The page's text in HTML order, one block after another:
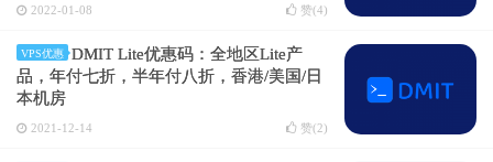
2022-01-08 赞(4)
VPS优惠
DMIT Lite优惠码：全地区Lite产
品，年付七折，半年付八折，香港/美国/日
本机房
2021-12-14 赞(2)